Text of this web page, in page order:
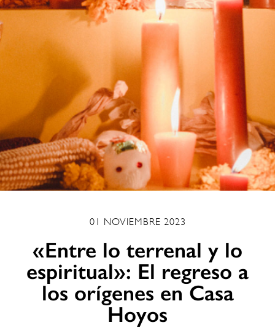
01 NOVIEMBRE 2023
«Entre lo terrenal y lo
espiritual»: El regreso a
los orígenes en Casa
Hoyos